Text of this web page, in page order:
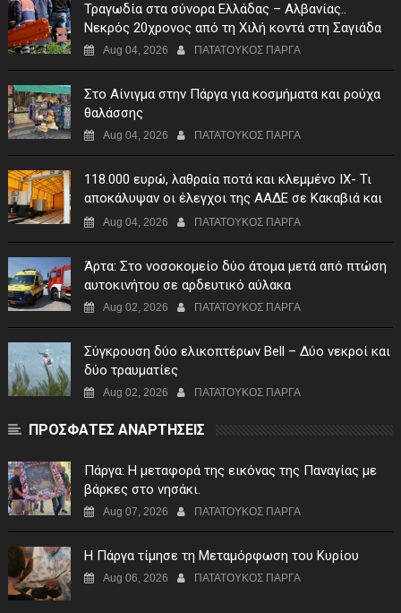
Τραγωδία στα σύνορα Ελλάδας – Αλβανίας..
Νεκρός 20χρονος από τη Χιλή κοντά στη Σαγιάδα
Aug 04, 2026 ΠΑΤΑΤΟΥΚΟΣ ΠΑΡΓΑ
Στο Αίνιγμα στην Πάργα για κοσμήματα και ρούχα
θαλάσσης
Aug 04, 2026 ΠΑΤΑΤΟΥΚΟΣ ΠΑΡΓΑ
118.000 ευρώ, λαθραία ποτά και κλεμμένο ΙΧ- Τι
αποκάλυψαν οι έλεγχοι της ΑΑΔΕ σε Κακαβιά και
Μαυρομάτι
Aug 04, 2026 ΠΑΤΑΤΟΥΚΟΣ ΠΑΡΓΑ
Άρτα: Στο νοσοκομείο δύο άτομα μετά από πτώση
αυτοκινήτου σε αρδευτικό αύλακα
Aug 02, 2026 ΠΑΤΑΤΟΥΚΟΣ ΠΑΡΓΑ
Σύγκρουση δύο ελικοπτέρων Bell – Δύο νεκροί και
δύο τραυματίες
Aug 02, 2026 ΠΑΤΑΤΟΥΚΟΣ ΠΑΡΓΑ
ΠΡΟΣΦΑΤΕΣ ΑΝΑΡΤΗΣΕΙΣ
Πάργα: Η μεταφορά της εικόνας της Παναγίας με
βάρκες στο νησάκι.
Aug 07, 2026 ΠΑΤΑΤΟΥΚΟΣ ΠΑΡΓΑ
Η Πάργα τίμησε τη Μεταμόρφωση του Κυρίου
Aug 06, 2026 ΠΑΤΑΤΟΥΚΟΣ ΠΑΡΓΑ